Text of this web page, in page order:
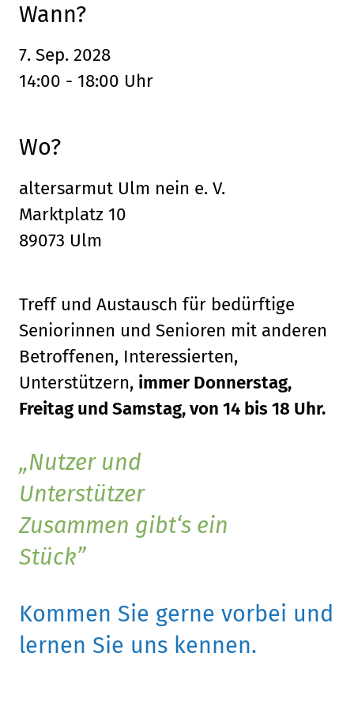
Wann?
7. Sep. 2028
14:00 - 18:00 Uhr
Wo?
altersarmut Ulm nein e. V.
Marktplatz 10
89073 Ulm
Treff und Austausch für bedürftige
Seniorinnen und Senioren mit anderen
Betroffenen, Interessierten,
Unterstützern, immer Donnerstag,
Freitag und Samstag, von 14 bis 18 Uhr.
Nutzer und
Unterstützer
Zusammen gibt‘s ein
Stück
Kommen Sie gerne vorbei und
lernen Sie uns kennen.